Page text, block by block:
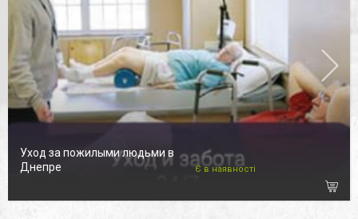
Уход за пожилыми людьми в
Днепре
Є в наявності